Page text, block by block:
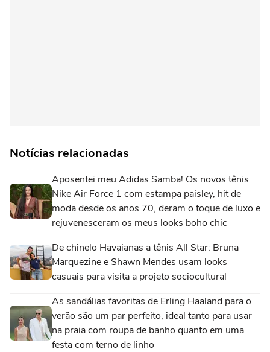
Notícias relacionadas
Aposentei meu Adidas Samba! Os novos tênis
Nike Air Force 1 com estampa paisley, hit de
moda desde os anos 70, deram o toque de luxo e
rejuvenesceram os meus looks boho chic
De chinelo Havaianas a tênis All Star: Bruna
Marquezine e Shawn Mendes usam looks
casuais para visita a projeto sociocultural
As sandálias favoritas de Erling Haaland para o
verão são um par perfeito, ideal tanto para usar
na praia com roupa de banho quanto em uma
festa com terno de linho